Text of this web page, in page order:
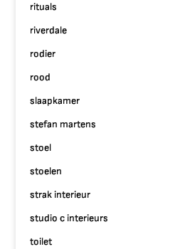
rituals
riverdale
rodier
rood
slaapkamer
stefan martens
stoel
stoelen
strak interieur
studio c interieurs
toilet